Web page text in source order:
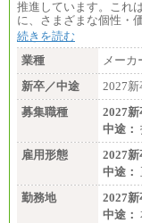
推進しています。これ
に、さまざまな個性・
続きを読む
業種
メーカ
新卒／中途
2027
募集職種
2027新
中途：
雇用形態
2027新
中途：
勤務地
2027新
中途：